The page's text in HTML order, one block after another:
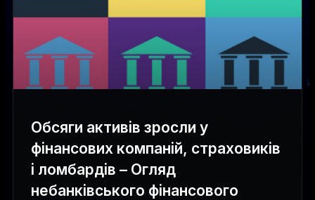
Обсяги активів зросли у
фінансових компаній, страховиків
і ломбардів – Огляд
небанківського фінансового